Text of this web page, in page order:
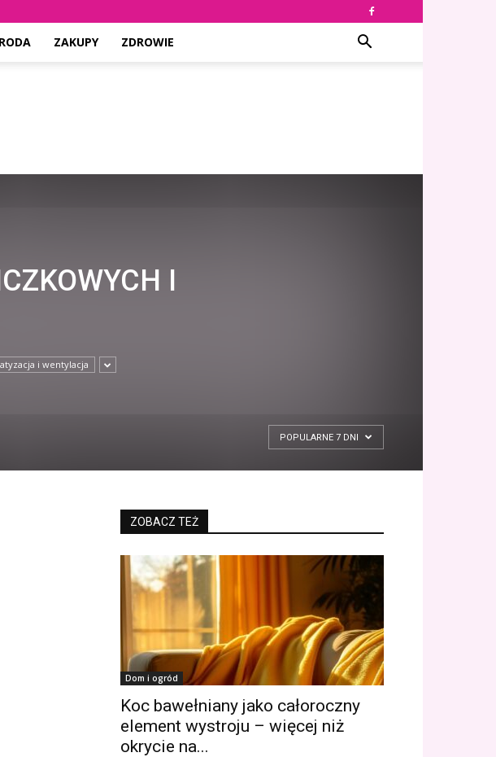
ZAKUPY ZDROWIE
I
i wentylacja
POPULARNE 7 DNI
ZOBACZ TEŻ
Dom i ogród
Koc bawełniany jako całoroczny
element wystroju – więcej niż
okrycie na...